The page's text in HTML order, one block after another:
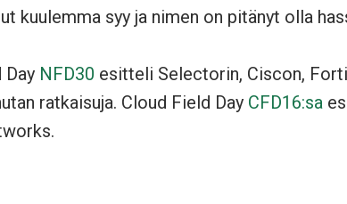
kuulemma syy ja nimen on pitänyt olla
NFD30 esitteli Selectorin, Ciscon,
ratkaisuja. Cloud Field Day CFD16:sa